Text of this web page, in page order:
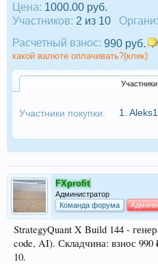
Цена: 1000.00 руб.
Участников: 2 из 10
Расчетный взнос: 990 руб.
какой валюте оплачивать?(клик)
Участники покупки: 1.
FXprofit
Администратор
Команда форума
StrategyQuant X Build 144 -
code, AI). Складчина: взнос
10.